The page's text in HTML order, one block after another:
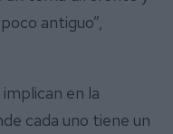
antiguo”,
en la
cada uno tiene un